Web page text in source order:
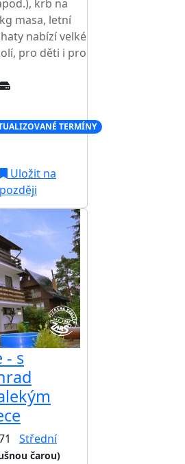
krb na
masa, letní
nabízí velké
pro děti i pro
TERMÍNY
Uložit na
později
- s
Střední
čarou)